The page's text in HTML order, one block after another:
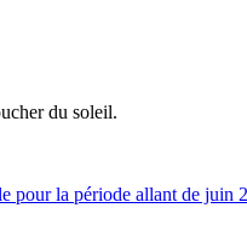
du soleil.
pour la période allant de juin